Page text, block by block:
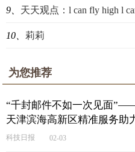
9、 天天观点：l can fly high l
10、 莉莉
为您推荐
“千封邮件不如一次见面
天津滨海高新区精准服务助
科技企业出海-环球精选
科技日报 02-03